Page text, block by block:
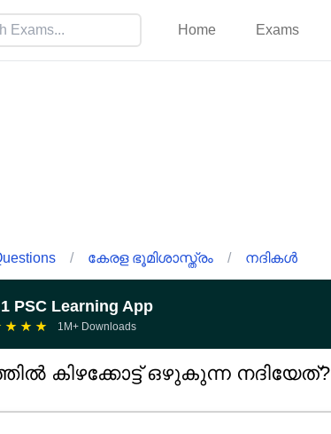
Home Exams
/ കേരള ഭൂമിശാസ്ത്രം / നദികൾ
PSC Learning App
★ ★ ★ 1M+ Downloads
കിഴക്കോട്ട് ഒഴുകുന്ന നദിയേത്?